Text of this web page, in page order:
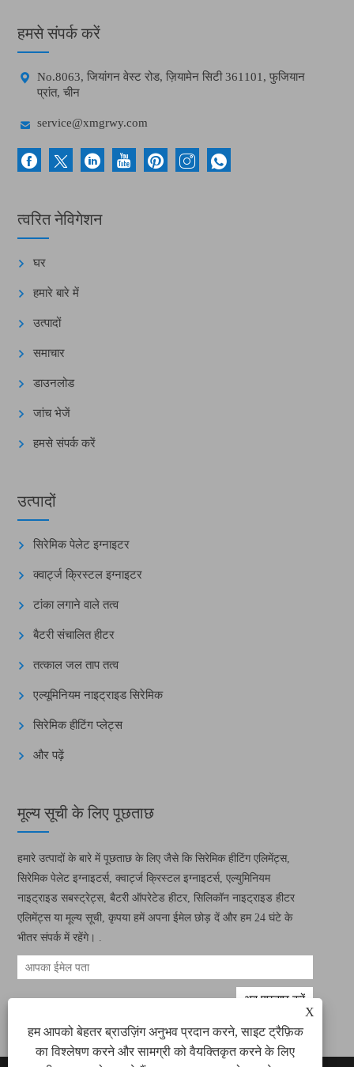
X
हम आपको बेहतर ब्राउज़िंग अनुभव प्रदान करने, साइट ट्रैफ़िक
का विश्लेषण करने और सामग्री को वैयक्तिकृत करने के लिए
हमसे संपर्क करें

No.8063, जियांगन वेस्ट रोड, ज़ियामेन सिटी 361101, फुजियान
प्रांत, चीन
 service@xmgrwy.com
त्वरित नेविगेशन
घर
हमारे बारे में
उत्पादों
समाचार
डाउनलोड
जांच भेजें
हमसे संपर्क करें
उत्पादों
सिरेमिक पेलेट इग्नाइटर
क्वार्ट्ज क्रिस्टल इग्नाइटर
टांका लगाने वाले तत्व
बैटरी संचालित हीटर
तत्काल जल ताप तत्व
एल्यूमिनियम नाइट्राइड सिरेमिक
सिरेमिक हीटिंग प्लेट्स
और पढ़ें
मूल्य सूची के लिए पूछताछ
हमारे उत्पादों के बारे में पूछताछ के लिए जैसे कि सिरेमिक हीटिंग एलिमेंट्स,
सिरेमिक पेलेट इग्नाइटर्स, क्वार्ट्ज क्रिस्टल इग्नाइटर्स, एल्युमिनियम
नाइट्राइड सबस्ट्रेट्स, बैटरी ऑपरेटेड हीटर, सिलिकॉन नाइट्राइड हीटर
एलिमेंट्स या मूल्य सूची, कृपया हमें अपना ईमेल छोड़ दें और हम 24 घंटे के
भीतर संपर्क में रहेंगे। .